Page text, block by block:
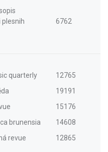
plesnih
6762
quarterly
12765
19191
15176
brunensia
14608
revue
12865